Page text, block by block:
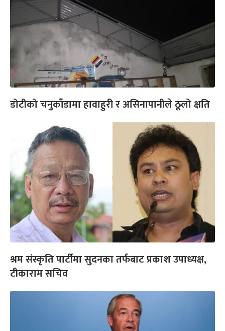
डोटीको चनुकाँडामा हावाहुरी र असिनापानीले ठूलो क्षति
श्रम संस्कृति पार्टीमा सुदनका तर्फबाट प्रकाश उपाध्यक्ष,
टीकाराम सचिव